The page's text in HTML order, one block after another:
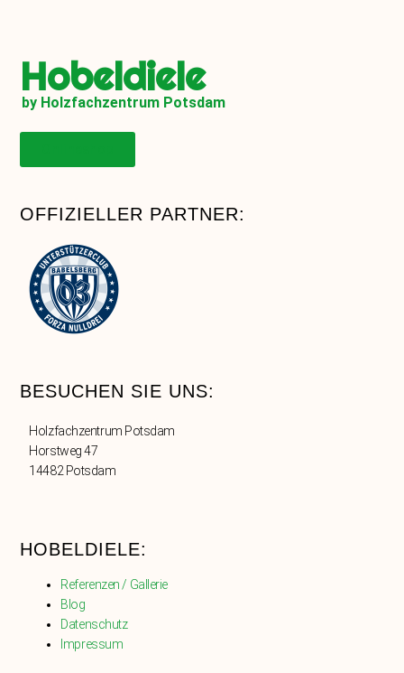
Hobeldiele
by Holzfachzentrum Potsdam
OFFIZIELLER PARTNER:
BESUCHEN SIE UNS:
Holzfachzentrum Potsdam
Horstweg 47
14482 Potsdam
HOBELDIELE:
Referenzen / Gallerie
Blog
Datenschutz
Impressum